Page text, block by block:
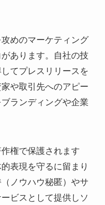
めのマーケティング
あります。自社の技
てプレスリリースを
や取引先へのアピー
ランディングや企業
権で保護されます
表現を守るに留まり
ノウハウ秘匿）やサ
ビスとして提供しソ